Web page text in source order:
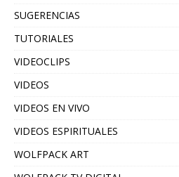
SUGERENCIAS
TUTORIALES
VIDEOCLIPS
VIDEOS
VIDEOS EN VIVO
VIDEOS ESPIRITUALES
WOLFPACK ART